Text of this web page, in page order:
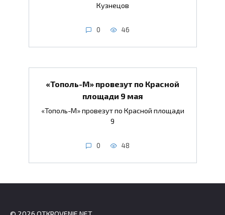
Кузнецов
0 46
«Тополь-М» провезут по Красной
площади 9 мая
«Тополь-М» провезут по Красной площади
9
0 48